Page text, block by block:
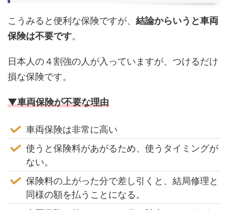
こうみると便利な保険ですが、 結論からいうと車両
保険は不要です。
日本人の４割強の人が入っていますが、つけるだけ
損な保険です。
▼車両保険が不要な理由
車両保険は非常に高い
使うと保険料があがるため、使うタイミングが
ない。
保険料の上がった分で差し引くと、結局修理と
同様の額を払うことになる。